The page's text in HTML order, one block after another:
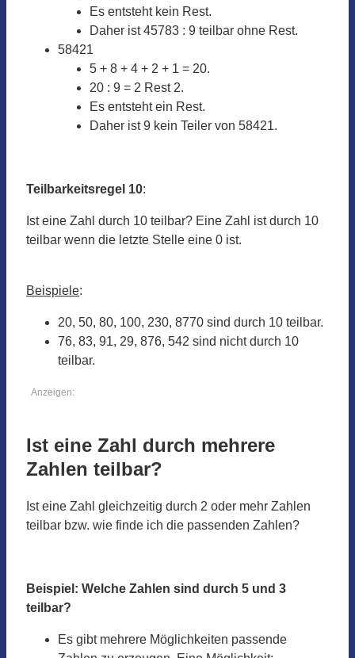
Es entsteht kein Rest.
Daher ist 45783 : 9 teilbar ohne Rest.
58421
5 + 8 + 4 + 2 + 1 = 20.
20 : 9 = 2 Rest 2.
Es entsteht ein Rest.
Daher ist 9 kein Teiler von 58421.
Teilbarkeitsregel 10:
Ist eine Zahl durch 10 teilbar? Eine Zahl ist durch 10
teilbar wenn die letzte Stelle eine 0 ist.
Beispiele:
20, 50, 80, 100, 230, 8770 sind durch 10 teilbar.
76, 83, 91, 29, 876, 542 sind nicht durch 10
teilbar.
Anzeigen:
Ist eine Zahl durch mehrere
Zahlen teilbar?
Ist eine Zahl gleichzeitig durch 2 oder mehr Zahlen
teilbar bzw. wie finde ich die passenden Zahlen?
Beispiel: Welche Zahlen sind durch 5 und 3
teilbar?
Es gibt mehrere Möglichkeiten passende